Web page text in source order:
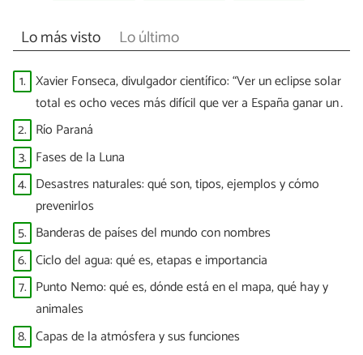
Lo más visto Lo último
1. Xavier Fonseca, divulgador científico: “Ver un eclipse solar
total es ocho veces más difícil que ver a España ganar un
Mundial”
2. Río Paraná
3. Fases de la Luna
4. Desastres naturales: qué son, tipos, ejemplos y cómo
prevenirlos
5. Banderas de países del mundo con nombres
6. Ciclo del agua: qué es, etapas e importancia
7. Punto Nemo: qué es, dónde está en el mapa, qué hay y
animales
8. Capas de la atmósfera y sus funciones